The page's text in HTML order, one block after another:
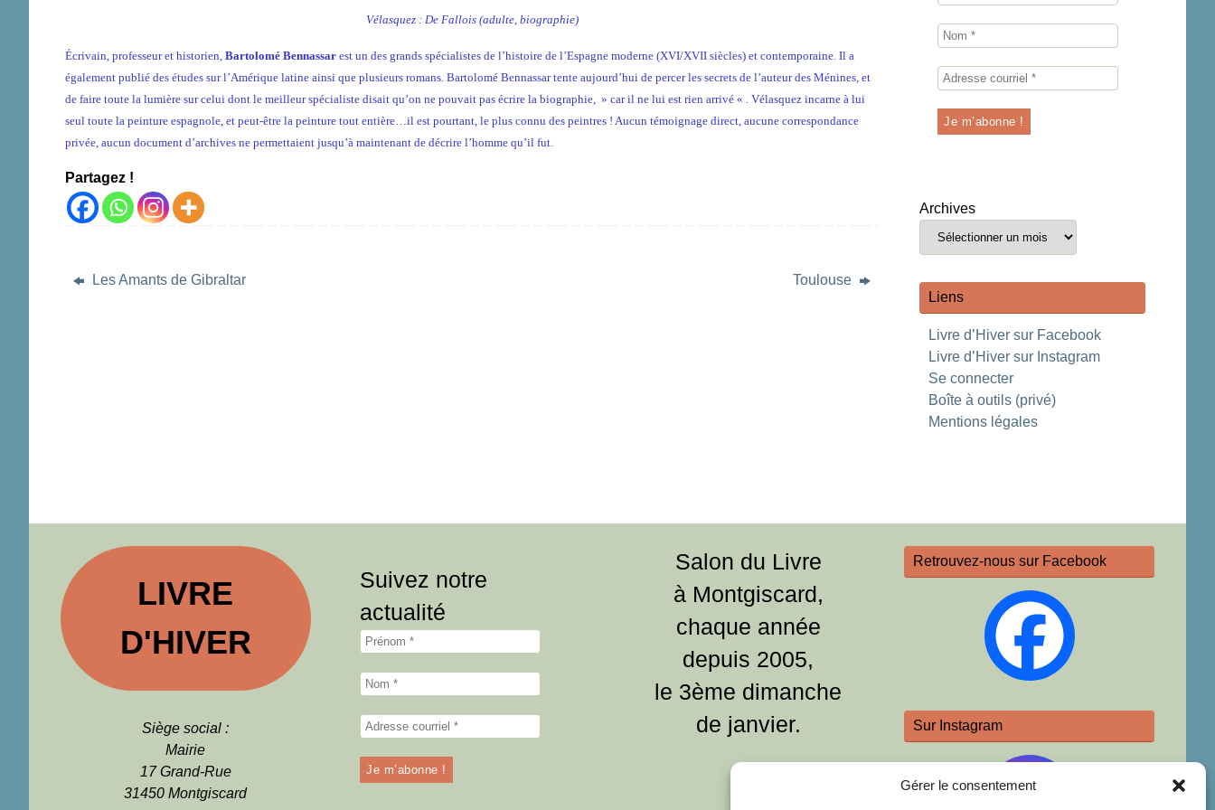
Gérer le consentement
Vélasquez : De Fallois (adulte, biographie)
Écrivain, professeur et historien, Bartolomé Bennassar est un des grands spécialistes de l’histoire de l’Espagne moderne (XVI/XVII siècles) et contemporaine. Il a
également publié des études sur l’Amérique latine ainsi que plusieurs romans. Bartolomé Bennassar tente aujourd’hui de percer les secrets de l’auteur des Ménines, et
de faire toute la lumière sur celui dont le meilleur spécialiste disait qu’on ne pouvait pas écrire la biographie, » car il ne lui est rien arrivé « . Vélasquez incarne à lui
seul toute la peinture espagnole, et peut-être la peinture tout entière…il est pourtant, le plus connu des peintres ! Aucun témoignage direct, aucune correspondance
privée, aucun document d’archives ne permettaient jusqu’à maintenant de décrire l’homme qu’il fut.
Partagez !
Les Amants de Gibraltar Toulouse
Archives
Liens
Livre d’Hiver sur Facebook
Livre d’Hiver sur Instagram
Se connecter
Boîte à outils (privé)
Mentions légales
LIVRE
D'HIVER
Siège social :
Mairie
17 Grand-Rue
31450 Montgiscard
Suivez notre
actualité
Salon du Livre
à Montgiscard,
chaque année
depuis 2005,
le 3ème dimanche
de janvier.
Retrouvez-nous sur Facebook
Sur Instagram